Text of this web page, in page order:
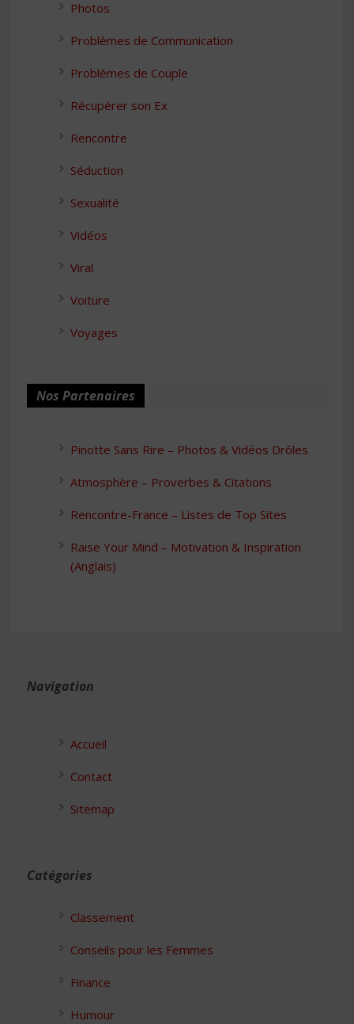
Photos
Problèmes de Communication
Problèmes de Couple
Récupérer son Ex
Rencontre
Séduction
Sexualité
Vidéos
Viral
Voiture
Voyages
Nos Partenaires
Pinotte Sans Rire – Photos & Vidéos Drôles
Atmosphère – Proverbes & Citations
Rencontre-France – Listes de Top Sites
Raise Your Mind – Motivation & Inspiration
(Anglais)
Navigation
Accueil
Contact
Sitemap
Catégories
Classement
Conseils pour les Femmes
Finance
Humour